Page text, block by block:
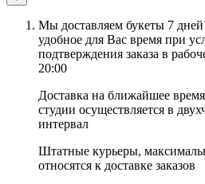
Мы доставляем букеты 7
удобное для Вас время при
подтверждения заказа в
20:00
Доставка на ближайшее
студии осуществляется в
интервал
Штатные курьеры,
относятся к доставке заказов